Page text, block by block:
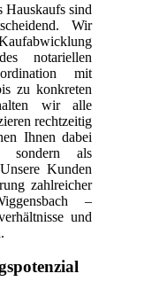
Hauskaufs sind
Wir
notariellen
mit
zu konkreten
wir alle
rechtzeitig
Ihnen dabei
sondern als
Kunden
zahlreicher
–
und